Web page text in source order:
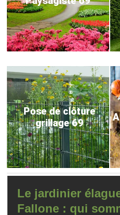
Pose de clôture
grillage 69
Le jardinier
Fallone : qui